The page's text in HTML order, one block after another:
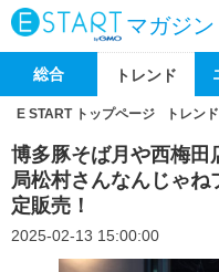
マガジン
総合 トレンド
E START トップページ トレンド
博多豚そば月や西梅田
局松村さんなんじゃ
定販売！
2025-02-13 15:00:00